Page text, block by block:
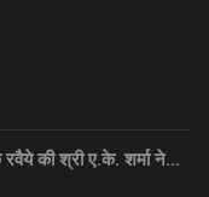
की श्री ए.के. शर्मा ने…